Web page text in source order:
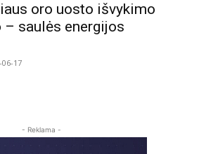
oro uosto išvykimo
saulės energijos
06-17
- Reklama -